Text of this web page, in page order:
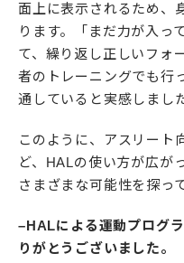
面上に表示されるため、
ります。「まだ力が入っ
て、繰り返し正しいフォ
者のトレーニングでも行
通していると実感しまし
このように、アスリート
ど、HALの使い方が広が
さまざまな可能性を探っ
–HALによる運動プログ
りがとうございました。